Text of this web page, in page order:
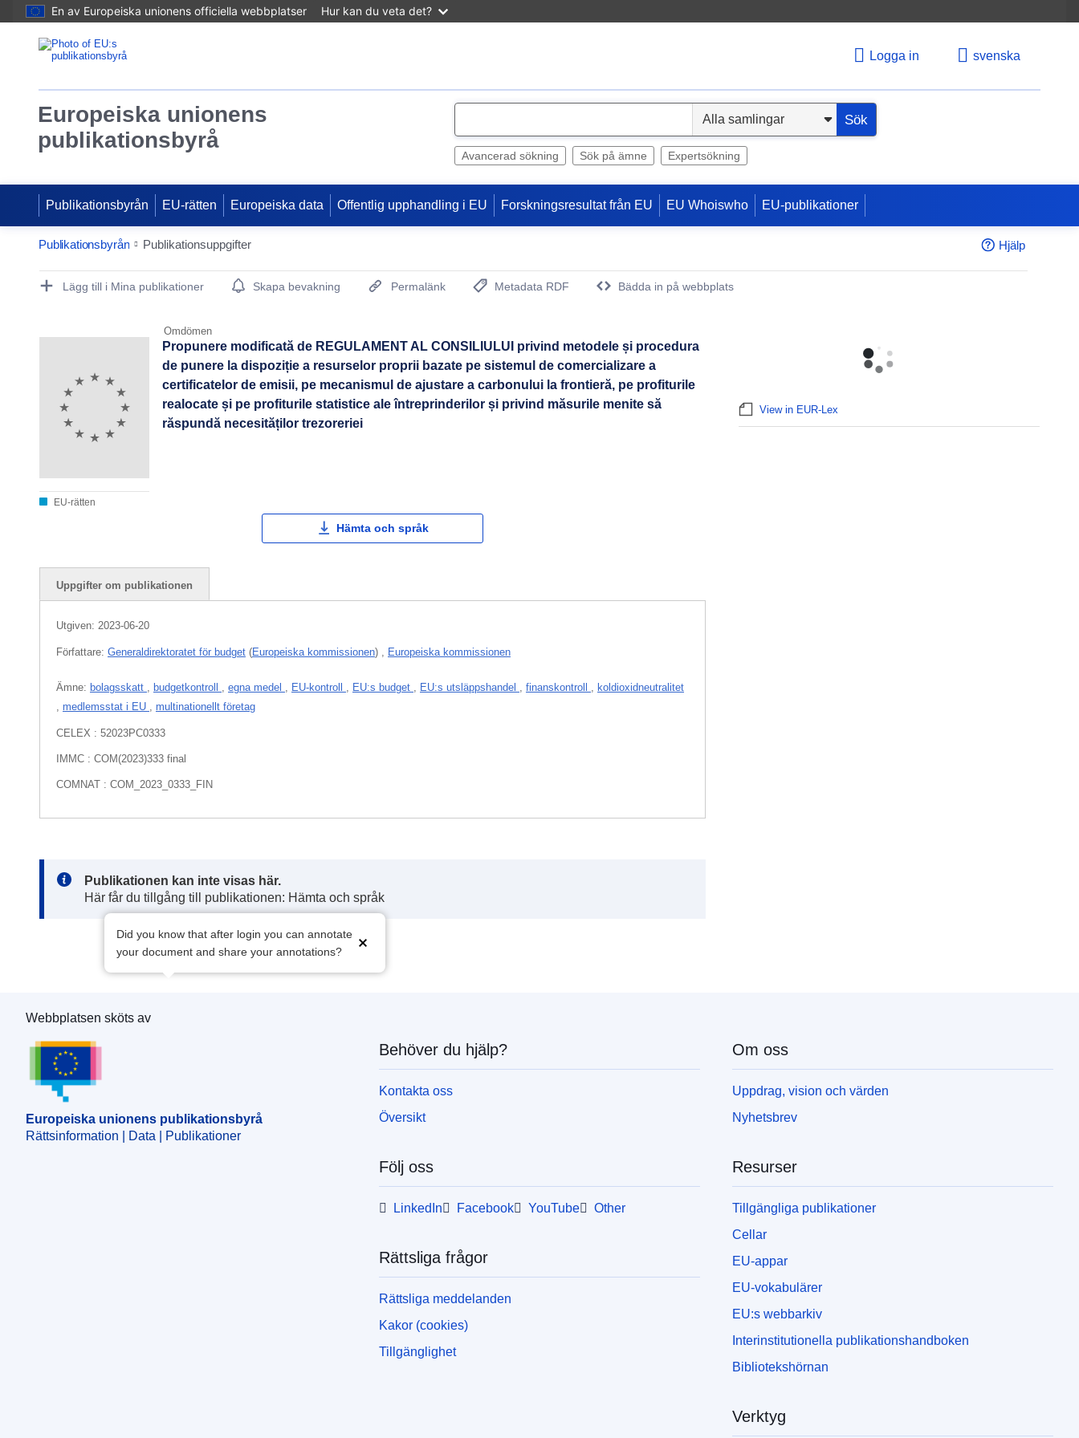
En av Europeiska unionens officiella webbplatser Hur kan du veta det?
Logga in svenska
Europeiska unionens
publikationsbyrå
e
Sök
Avancerad sökning Sök på ämne Expertsökning
Publikationsbyrån EU-rätten Europeiska data Offentlig upphandling i EU Forskningsresultat från EU EU Whoiswho EU-publikationer
Publikationsbyrån Publikationsuppgifter Hjälp
Publication Detail Actions Portlet
Lägg till i Mina publikationer Skapa bevakning Permalänk
Metadata RDF
Bädda in på webbplats
Omdömen
EU-rätten
Propunere modificată de REGULAMENT AL CONSILIULUI privind metodele și procedura
de punere la dispoziție a resurselor proprii bazate pe sistemul de comercializare a
certificatelor de emisii, pe mecanismul de ajustare a carbonului la frontieră, pe profiturile
realocate și pe profiturile statistice ale întreprinderilor și privind măsurile menite să
răspundă necesităților trezoreriei
Hämta och språk
Uppgifter om publikationen
Utgiven: 2023-06-20
Författare: Generaldirektoratet för budget (Europeiska kommissionen) Europeiska kommissionen
Ämne: bolagsskatt budgetkontroll egna medel EU-kontroll EU:s budget EU:s utsläppshandel finanskontroll
koldioxidneutralitet
medlemsstat i EU multinationellt företag
CELEX : 52023PC0333
IMMC : COM(2023)333 final
COMNAT : COM_2023_0333_FIN
Note:
Publikationen kan inte visas här.
Här får du tillgång till publikationen: Hämta och språk
Did you know that after login you can annotate
your document and share your annotations?
View in EUR-Lex
Europeiska unionens publikationsbyrå
Webbplatsen sköts av
Europeiska unionens publikationsbyrå
Rättsinformation | Data | Publikationer
Behöver du hjälp?
Kontakta oss
Översikt
Följ oss
LinkedIn Facebook YouTube Other
Rättsliga frågor
Rättsliga meddelanden
Kakor (cookies)
Tillgänglighet
Om oss
Uppdrag, vision och värden
Nyhetsbrev
Resurser
Tillgängliga publikationer
Cellar
EU-appar
EU-vokabulärer
EU:s webbarkiv
Interinstitutionella publikationshandboken
Bibliotekshörnan
Verktyg